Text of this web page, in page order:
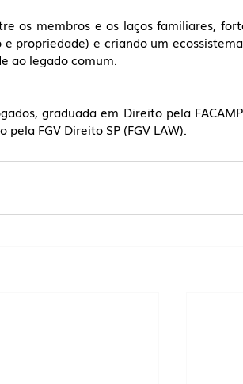
os membros e os laços familiares,
propriedade) e criando um
ao legado comum.
graduada em Direito pela
FGV Direito SP (FGV LAW).